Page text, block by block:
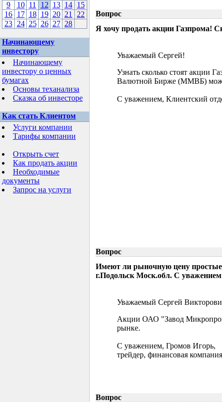
9
10 11 12 13 14 15
16 17 18 19 20 21
22
23 24 25 26 27 28
Начинающему
инвестору
Начинающему
инвестору о ценных
бумагах
Основы теханализа
Сказка об инвесторе
Как стать Клиентом
Услуги компании
Тарифы компании
Открыть счет
Как продать акции
Необходимые
документы
Запрос на услуги
Вопрос
Я хочу продать акции Газпрома!
Уважаемый Сергей!
Узнать сколько стоят акции
Валютной Бирже (ММВБ)
С уважением, Клиентский
Вопрос
Имеют ли рыночную цену
г.Подольск Моск.обл. С
Уважаемый Сергей
Акции ОАО "Завод
рынке.
С уважением, Громов Игорь,
трейдер, финансовая
Вопрос